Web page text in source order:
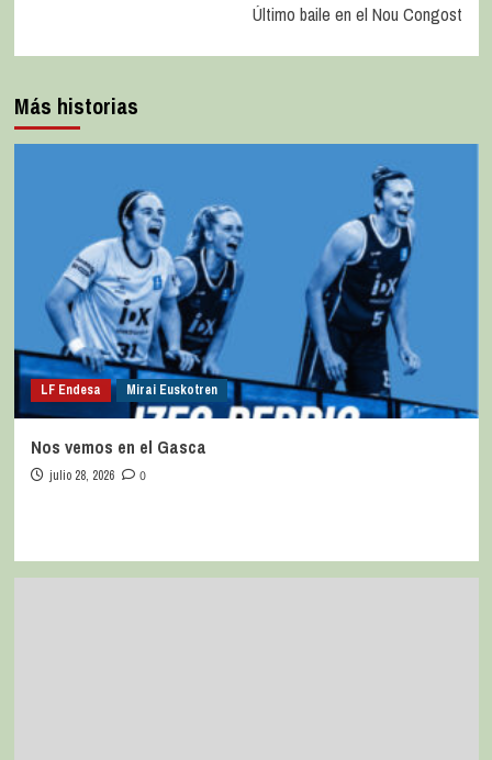
Último baile en el Nou Congost
Más historias
LF Endesa Mirai Euskotren
Nos vemos en el Gasca
julio 28, 2026 0